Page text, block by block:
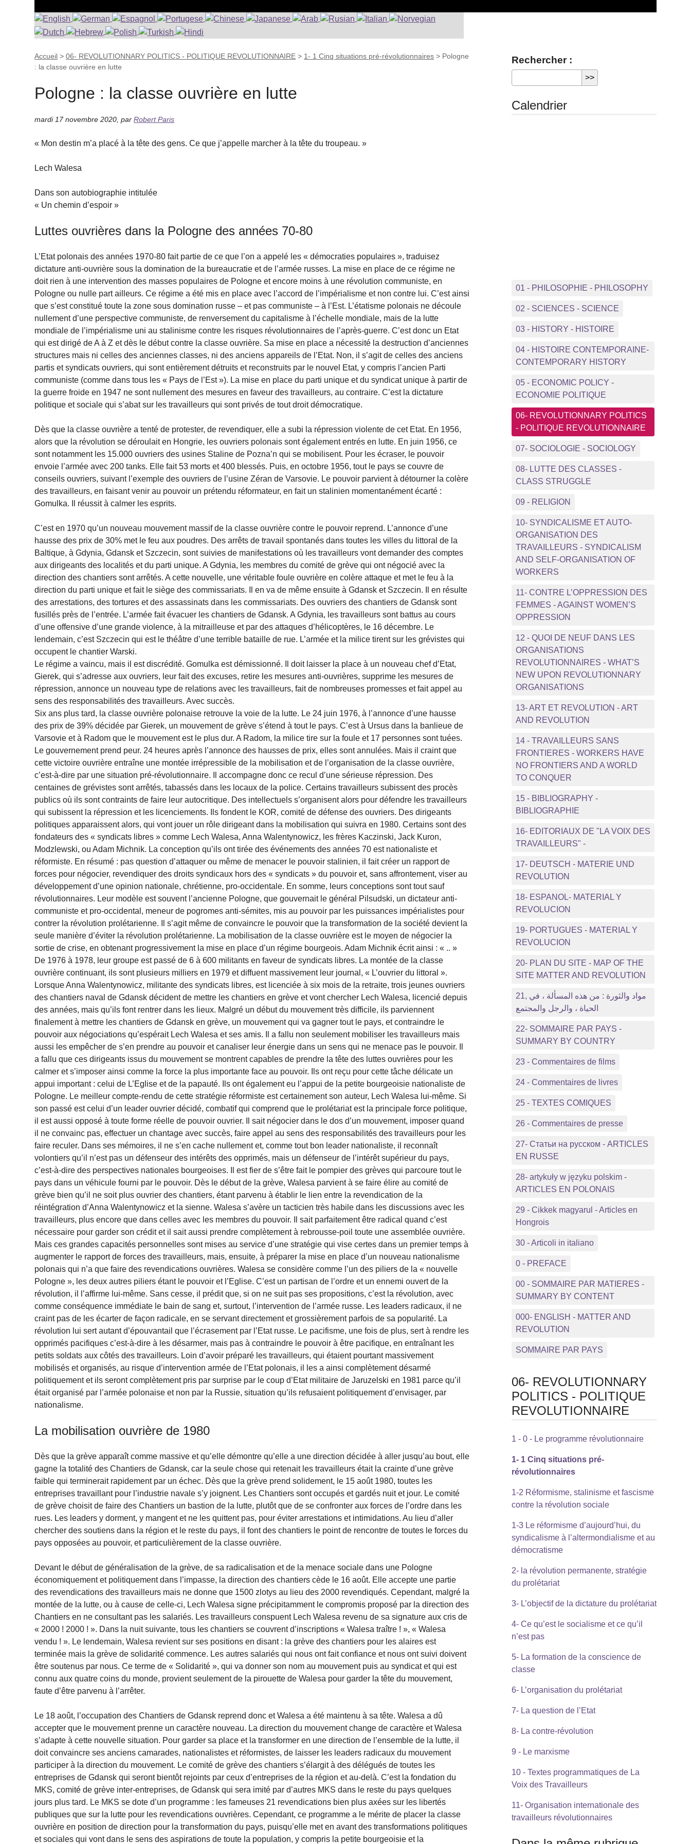
Accueil >06- REVOLUTIONNARY POLITICS - POLITIQUE REVOLUTIONNAIRE > 1- 1 Cinq situations pré-révolutionnaires > Pologne
: la classe ouvrière en lutte
Pologne : la classe ouvrière en lutte
mardi 17 novembre 2020 ,parRobert Paris
« Mon destin m’a placé à la tête des gens. Ce que j’appelle marcher à la tête du troupeau. »
Lech Walesa
Dans son autobiographie intitulée
« Un chemin d’espoir »
Luttes ouvrières dans la Pologne des années 70-80
L’Etat polonais des années 1970-80 fait partie de ce que l’on a appelé les « démocraties populaires », traduisez
dictature anti-ouvrière sous la domination de la bureaucratie et de l’armée russes. La mise en place de ce régime ne
doit rien à une intervention des masses populaires de Pologne et encore moins à une révolution communiste, en
Pologne ou nulle part ailleurs. Ce régime a été mis en place avec l’accord de l’impérialisme et non contre lui. C’est ainsi
que s’est constitué toute la zone sous domination russe – et pas communiste – à l’Est. L’étatisme polonais ne découle
nullement d’une perspective communiste, de renversement du capitalisme à l’échelle mondiale, mais de la lutte
mondiale de l’impérialisme uni au stalinisme contre les risques révolutionnaires de l’après-guerre. C’est donc un Etat
qui est dirigé de A à Z et dès le début contre la classe ouvrière. Sa mise en place a nécessité la destruction d’anciennes
structures mais ni celles des anciennes classes, ni des anciens appareils de l’Etat. Non, il s’agit de celles des anciens
partis et syndicats ouvriers, qui sont entièrement détruits et reconstruits par le nouvel Etat, y compris l’ancien Parti
communiste (comme dans tous les « Pays de l’Est »). La mise en place du parti unique et du syndicat unique à partir de
la guerre froide en 1947 ne sont nullement des mesures en faveur des travailleurs, au contraire. C’est la dictature
politique et sociale qui s’abat sur les travailleurs qui sont privés de tout droit démocratique.
Dès que la classe ouvrière a tenté de protester, de revendiquer, elle a subi la répression violente de cet Etat. En 1956,
alors que la révolution se déroulait en Hongrie, les ouvriers polonais sont également entrés en lutte. En juin 1956, ce
sont notamment les 15.000 ouvriers des usines Staline de Pozna’n qui se mobilisent. Pour les écraser, le pouvoir
envoie l’armée avec 200 tanks. Elle fait 53 morts et 400 blessés. Puis, en octobre 1956, tout le pays se couvre de
conseils ouvriers, suivant l’exemple des ouvriers de l’usine Zéran de Varsovie. Le pouvoir parvient à détourner la colère
des travailleurs, en faisant venir au pouvoir un prétendu réformateur, en fait un stalinien momentanément écarté :
Gomulka. Il réussit à calmer les esprits.
C’est en 1970 qu’un nouveau mouvement massif de la classe ouvrière contre le pouvoir reprend. L’annonce d’une
hausse des prix de 30% met le feu aux poudres. Des arrêts de travail spontanés dans toutes les villes du littoral de la
Baltique, à Gdynia, Gdansk et Szczecin, sont suivies de manifestations où les travailleurs vont demander des comptes
aux dirigeants des localités et du parti unique. A Gdynia, les membres du comité de grève qui ont négocié avec la
direction des chantiers sont arrêtés. A cette nouvelle, une véritable foule ouvrière en colère attaque et met le feu à la
direction du parti unique et fait le siège des commissariats. Il en va de même ensuite à Gdansk et Szczecin. Il en résulte
des arrestations, des tortures et des assassinats dans les commissariats. Des ouvriers des chantiers de Gdansk sont
fusillés près de l’entrée. L’armée fait évacuer les chantiers de Gdansk. A Gdynia, les travailleurs sont battus au cours
d’une offensive d’une grande violence, à la mitrailleuse et par des attaques d’hélicoptères, le 16 décembre. Le
lendemain, c’est Szczecin qui est le théâtre d’une terrible bataille de rue. L’armée et la milice tirent sur les grévistes qui
occupent le chantier Warski.
Le régime a vaincu, mais il est discrédité. Gomulka est démissionné. Il doit laisser la place à un nouveau chef d’Etat,
Gierek, qui s’adresse aux ouvriers, leur fait des excuses, retire les mesures anti-ouvrières, supprime les mesures de
répression, annonce un nouveau type de relations avec les travailleurs, fait de nombreuses promesses et fait appel au
sens des responsabilités des travailleurs. Avec succès.
Six ans plus tard, la classe ouvrière polonaise retrouve la voie de la lutte. Le 24 juin 1976, à l’annonce d’une hausse
des prix de 39% décidée par Gierek, un mouvement de grève s’étend à tout le pays. C’est à Ursus dans la banlieue de
Varsovie et à Radom que le mouvement est le plus dur. A Radom, la milice tire sur la foule et 17 personnes sont tuées.
Le gouvernement prend peur. 24 heures après l’annonce des hausses de prix, elles sont annulées. Mais il craint que
cette victoire ouvrière entraîne une montée irrépressible de la mobilisation et de l’organisation de la classe ouvrière,
c’est-à-dire par une situation pré-révolutionnaire. Il accompagne donc ce recul d’une sérieuse répression. Des
centaines de grévistes sont arrêtés, tabassés dans les locaux de la police. Certains travailleurs subissent des procès
publics où ils sont contraints de faire leur autocritique. Des intellectuels s’organisent alors pour défendre les travailleurs
qui subissent la répression et les licenciements. Ils fondent le KOR, comité de défense des ouvriers. Des dirigeants
politiques apparaissent alors, qui vont jouer un rôle dirigeant dans la mobilisation qui suivra en 1980. Certains sont des
fondateurs des « syndicats libres » comme Lech Walesa, Anna Walentynowicz, les frères Kaczinski, Jack Kuron,
Modzlewski, ou Adam Michnik. La conception qu’ils ont tirée des événements des années 70 est nationaliste et
réformiste. En résumé : pas question d’attaquer ou même de menacer le pouvoir stalinien, il fait créer un rapport de
forces pour négocier, revendiquer des droits syndicaux hors des « syndicats » du pouvoir et, sans affrontement, viser au
développement d’une opinion nationale, chrétienne, pro-occidentale. En somme, leurs conceptions sont tout sauf
révolutionnaires. Leur modèle est souvent l’ancienne Pologne, que gouvernait le général Pilsudski, un dictateur anti-
communiste et pro-occidental, meneur de pogromes anti-sémites, mis au pouvoir par les puissances impérialistes pour
contrer la révolution prolétarienne. Il s’agit même de convaincre le pouvoir que la transformation de la société devient la
seule manière d’éviter la révolution prolétarienne. La mobilisation de la classe ouvrière est le moyen de négocier la
sortie de crise, en obtenant progressivement la mise en place d’un régime bourgeois. Adam Michnik écrit ainsi : « .. »
De 1976 à 1978, leur groupe est passé de 6 à 600 militants en faveur de syndicats libres. La montée de la classe
ouvrière continuant, ils sont plusieurs milliers en 1979 et diffuent massivement leur journal, « L’ouvrier du littoral ».
Lorsque Anna Walentynowicz, militante des syndicats libres, est licenciée à six mois de la retraite, trois jeunes ouvriers
des chantiers naval de Gdansk décident de mettre les chantiers en grève et vont chercher Lech Walesa, licencié depuis
des années, mais qu’ils font rentrer dans les lieux. Malgré un début du mouvement très difficile, ils parviennent
finalement à mettre les chantiers de Gdansk en grève, un mouvement qui va gagner tout le pays, et contraindre le
pouvoir aux négociations qu’espérait Lech Walesa et ses amis. Il a fallu non seulement mobiliser les travailleurs mais
aussi les empêcher de s’en prendre au pouvoir et canaliser leur énergie dans un sens qui ne menace pas le pouvoir. Il
a fallu que ces dirigeants issus du mouvement se montrent capables de prendre la tête des luttes ouvrières pour les
calmer et s’imposer ainsi comme la force la plus importante face au pouvoir. Ils ont reçu pour cette tâche délicate un
appui important : celui de L’Eglise et de la papauté. Ils ont également eu l’appui de la petite bourgeoisie nationaliste de
Pologne. Le meilleur compte-rendu de cette stratégie réformiste est certainement son auteur, Lech Walesa lui-même. Si
son passé est celui d’un leader ouvrier décidé, combatif qui comprend que le prolétariat est la principale force politique,
il est aussi opposé à toute forme réelle de pouvoir ouvrier. Il sait négocier dans le dos d’un mouvement, imposer quand
il ne convainc pas, effectuer un chantage avec succès, faire appel au sens des responsabilités des travailleurs pour les
faire reculer. Dans ses mémoires, il ne s’en cache nullement et, comme tout bon leader nationaliste, il reconnaît
volontiers qu’il n’est pas un défenseur des intérêts des opprimés, mais un défenseur de l’intérêt supérieur du pays,
c’est-à-dire des perspectives nationales bourgeoises. Il est fier de s’être fait le pompier des grèves qui parcoure tout le
pays dans un véhicule fourni par le pouvoir. Dès le début de la grève, Walesa parvient à se faire élire au comité de
grève bien qu’il ne soit plus ouvrier des chantiers, étant parvenu à établir le lien entre la revendication de la
réintégration d’Anna Walentynowicz et la sienne. Walesa s’avère un tacticien très habile dans les discussions avec les
travailleurs, plus encore que dans celles avec les membres du pouvoir. Il sait parfaitement être radical quand c’est
nécessaire pour garder son crédit et il sait aussi prendre complètement à rebrousse-poil toute une assemblée ouvrière.
Mais ces grandes capacités personnelles sont mises au service d’une stratégie qui vise certes dans un premier temps à
augmenter le rapport de forces des travailleurs, mais, ensuite, à préparer la mise en place d’un nouveau nationalisme
polonais qui n’a que faire des revendications ouvrières. Walesa se considère comme l’un des piliers de la « nouvelle
Pologne », les deux autres piliers étant le pouvoir et l’Eglise. C’est un partisan de l’ordre et un ennemi ouvert de la
révolution, il l’affirme lui-même. Sans cesse, il prédit que, si on ne suit pas ses propositions, c’est la révolution, avec
comme conséquence immédiate le bain de sang et, surtout, l’intervention de l’armée russe. Les leaders radicaux, il ne
craint pas de les écarter de façon radicale, en se servant directement et grossièrement parfois de sa popularité. La
révolution lui sert autant d’épouvantail que l’écrasement par l’Etat russe. Le pacifisme, une fois de plus, sert à rendre les
opprimés pacifiques c’est-à-dire à les désarmer, mais pas à contraindre le pouvoir à être pacifique, en entraînant les
petits soldats aux côtés des travailleurs. Loin d’avoir préparé les travailleurs, qui étaient pourtant massivement
mobilisés et organisés, au risque d’intervention armée de l’Etat polonais, il les a ainsi complètement désarmé
politiquement et ils seront complètement pris par surprise par le coup d’Etat militaire de Jaruzelski en 1981 parce qu’il
était organisé par l’armée polonaise et non par la Russie, situation qu’ils refusaient politiquement d’envisager, par
nationalisme.
La mobilisation ouvrière de 1980
Dès que la grève apparaît comme massive et qu’elle démontre qu’elle a une direction décidée à aller jusqu’au bout, elle
gagne la totalité des Chantiers de Gdansk, car la seule chose qui retenait les travailleurs était la crainte d’une grève
faible qui terminerait rapidement par un échec. Dès que la grève prend solidement, le 15 août 1980, toutes les
entreprises travaillant pour l’industrie navale s’y joignent. Les Chantiers sont occupés et gardés nuit et jour. Le comité
de grève choisit de faire des Chantiers un bastion de la lutte, plutôt que de se confronter aux forces de l’ordre dans les
rues. Les leaders y dorment, y mangent et ne les quittent pas, pour éviter arrestations et intimidations. Au lieu d’aller
chercher des soutiens dans la région et le reste du pays, il font des chantiers le point de rencontre de toutes le forces du
pays opposées au pouvoir, et particulièrement de la classe ouvrière.
Devant le début de généralisation de la grève, de sa radicalisation et de la menace sociale dans une Pologne
économiquement et politiquement dans l’impasse, la direction des chantiers cède le 16 août. Elle accepte une partie
des revendications des travailleurs mais ne donne que 1500 zlotys au lieu des 2000 revendiqués. Cependant, malgré la
montée de la lutte, ou à cause de celle-ci, Lech Walesa signe précipitamment le compromis proposé par la direction des
Chantiers en ne consultant pas les salariés. Les travailleurs conspuent Lech Walesa revenu de sa signature aux cris de
« 2000 ! 2000 ! ». Dans la nuit suivante, tous les chantiers se couvrent d’inscriptions « Walesa traître ! », « Walesa
vendu ! ». Le lendemain, Walesa revient sur ses positions en disant : la grève des chantiers pour les alaires est
terminée mais la grève de solidarité commence. Les autres salariés qui nous ont fait confiance et nous ont suivi doivent
être soutenus par nous. Ce terme de « Solidarité », qui va donner son nom au mouvement puis au syndicat et qui est
connu aux quatre coins du monde, provient seulement de la pirouette de Walesa pour garder la tête du mouvement,
faute d’être parvenu à l’arrêter.
Le 18 août, l’occupation des Chantiers de Gdansk reprend donc et Walesa a été maintenu à sa tête. Walesa a dû
accepter que le mouvement prenne un caractère nouveau. La direction du mouvement change de caractère et Walesa
s’adapte à cette nouvelle situation. Pour garder sa place et la transformer en une direction de l’ensemble de la lutte, il
doit convaincre ses anciens camarades, nationalistes et réformistes, de laisser les leaders radicaux du mouvement
participer à la direction du mouvement. Le comité de grève des chantiers s’élargit à des délégués de toutes les
entreprises de Gdansk qui seront bientôt rejoints par ceux d’entreprises de la région et au-delà. C’est la fondation du
MKS, comité de grève inter-entreprises, de Gdansk qui sera imité par d’autres MKS dans le reste du pays quelques
jours plus tard. Le MKS se dote d’un programme : les fameuses 21 revendications bien plus axées sur les libertés
publiques que sur la lutte pour les revendications ouvrières. Cependant, ce programme a le mérite de placer la classe
ouvrière en position de direction pour la transformation du pays, puisqu’elle met en avant des transformations politiques
et sociales qui vont dans le sens des aspirations de toute la population, y compris la petite bourgeoisie et la
Rechercher :
Calendrier
01 - PHILOSOPHIE - PHILOSOPHY
02 - SCIENCES - SCIENCE
03 - HISTORY - HISTOIRE
04 - HISTOIRE CONTEMPORAINE-
CONTEMPORARY HISTORY
05 - ECONOMIC POLICY -
ECONOMIE POLITIQUE
06- REVOLUTIONNARY POLITICS
- POLITIQUE REVOLUTIONNAIRE
07- SOCIOLOGIE - SOCIOLOGY
08- LUTTE DES CLASSES -
CLASS STRUGGLE
09 - RELIGION
10- SYNDICALISME ET AUTO-
ORGANISATION DES
TRAVAILLEURS - SYNDICALISM
AND SELF-ORGANISATION OF
WORKERS
11- CONTRE L’OPPRESSION DES
FEMMES - AGAINST WOMEN’S
OPPRESSION
12 - QUOI DE NEUF DANS LES
ORGANISATIONS
REVOLUTIONNAIRES - WHAT’S
NEW UPON REVOLUTIONNARY
ORGANISATIONS
13- ART ET REVOLUTION - ART
AND REVOLUTION
14 - TRAVAILLEURS SANS
FRONTIERES - WORKERS HAVE
NO FRONTIERS AND A WORLD
TO CONQUER
15 - BIBLIOGRAPHY -
BIBLIOGRAPHIE
16- EDITORIAUX DE "LA VOIX DES
TRAVAILLEURS" -
17- DEUTSCH - MATERIE UND
REVOLUTION
18- ESPANOL- MATERIAL Y
REVOLUCION
19- PORTUGUES - MATERIAL Y
REVOLUCION
20- PLAN DU SITE - MAP OF THE
SITE MATTER AND REVOLUTION
21, مواد والثورة : من هذه المسألة ، في
الحياة ، والرجل والمجتمع
22- SOMMAIRE PAR PAYS -
SUMMARY BY COUNTRY
23 - Commentaires de films
24 - Commentaires de livres
25 - TEXTES COMIQUES
26 - Commentaires de presse
27- Статьи на русском - ARTICLES
EN RUSSE
28- artykuły w języku polskim -
ARTICLES EN POLONAIS
29 - Cikkek magyarul - Articles en
Hongrois
30 - Articoli in italiano
0 - PREFACE
00 - SOMMAIRE PAR MATIERES -
SUMMARY BY CONTENT
000- ENGLISH - MATTER AND
REVOLUTION
SOMMAIRE PAR PAYS
06- REVOLUTIONNARY
POLITICS - POLITIQUE
REVOLUTIONNAIRE
1 - 0 - Le programme révolutionnaire
1- 1 Cinq situations pré-
révolutionnaires
1-2 Réformisme, stalinisme et fascisme
contre la révolution sociale
1-3 Le réformisme d’aujourd’hui, du
syndicalisme à l’altermondialisme et au
démocratisme
2- la révolution permanente, stratégie
du prolétariat
3- L’objectif de la dictature du prolétariat
4- Ce qu’est le socialisme et ce qu’il
n’est pas
5- La formation de la conscience de
classe
6- L’organisation du prolétariat
7- La question de l’Etat
8- La contre-révolution
9 - Le marxisme
10 - Textes programmatiques de La
Voix des Travailleurs
11- Organisation internationale des
travailleurs révolutionnaires